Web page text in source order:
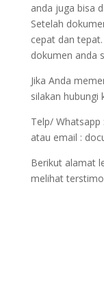
anda juga bisa
Setelah
cepat dan
dokumen anda
Jika Anda
silakan hubungi
Telp/
atau email :
Berikut alamat
melihat